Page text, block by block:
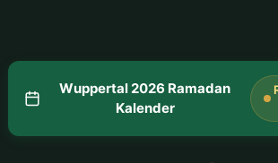
Wuppertal 2026 Ramadan
Kalender